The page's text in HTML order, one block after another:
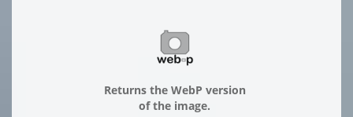
Returns the WebP version
of the image.